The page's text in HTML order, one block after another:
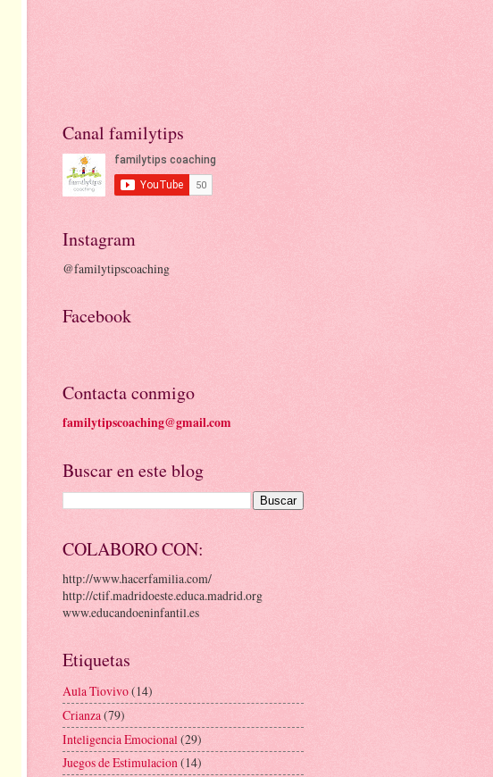
Canal familytips
Instagram
@familytipscoaching
Facebook
Contacta conmigo
familytipscoaching@gmail.com
Buscar en este blog
COLABORO CON:
http://www.hacerfamilia.com/
http://ctif.madridoeste.educa.madrid.org
www.educandoeninfantil.es
Etiquetas
Aula Tiovivo(14)
Crianza(79)
Inteligencia Emocional (29)
Juegos de Estimulacion(14)